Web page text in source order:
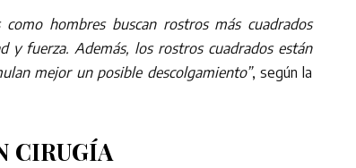
como hombres buscan rostros más cuadrados
y fuerza. Además, los rostros cuadrados están
mejor un posible descolgamiento”, según la
CIRUGÍA